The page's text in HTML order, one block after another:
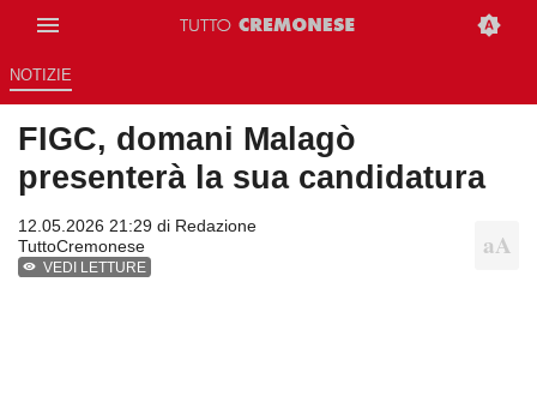
NOTIZIE
FIGC, domani Malagò
presenterà la sua candidatura
12.05.2026 21:29 di Redazione
TuttoCremonese
VEDI LETTURE